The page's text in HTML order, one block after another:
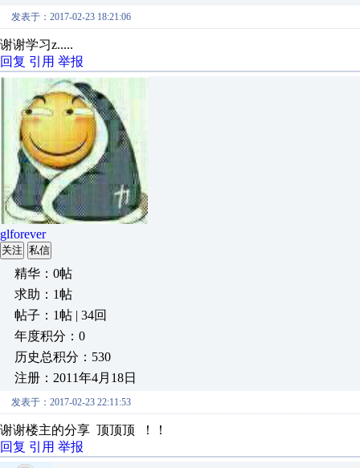
发表于：2017-02-23 18:21:06
谢谢学习z.....
回复 引用 举报
glforever
关注 私信
精华：0帖
求助：1帖
帖子：1帖 | 34回
年度积分：0
历史总积分：530
注册：2011年4月18日
发表于：2017-02-23 22:11:53
谢谢楼主的分享 顶顶顶 ！！
回复 引用 举报